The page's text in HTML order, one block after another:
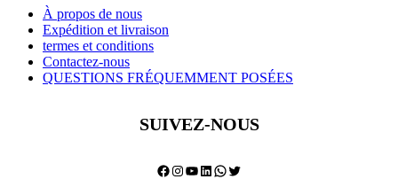
À propos de nous
Expédition et livraison
termes et conditions
Contactez-nous
QUESTIONS FRÉQUEMMENT POSÉES
SUIVEZ-NOUS
Facebook
Instagram
YouTube
LinkedIn
WhatsApp
Twitter